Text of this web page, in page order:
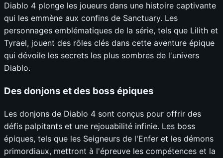
Diablo 4 plonge les joueurs dans une histoire captivante
qui les emmène aux confins de Sanctuary. Les
personnages emblématiques de la série, tels que Lilith et
Tyrael, jouent des rôles clés dans cette aventure épique
qui dévoile les secrets les plus sombres de l'univers
Diablo.
Des donjons et des boss épiques
Les donjons de Diablo 4 sont conçus pour offrir des
défis palpitants et une rejouabilité infinie. Les boss
épiques, tels que les Seigneurs de l'Enfer et les démons
primordiaux, mettront à l'épreuve les compétences et la